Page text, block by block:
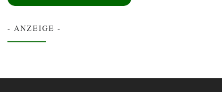
- ANZEIGE -